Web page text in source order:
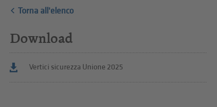
Torna all'elenco
Download
Vertici sicurezza Unione 2025